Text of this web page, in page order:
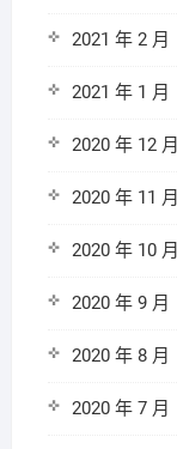
2021 年 2 月
2021 年 1 月
2020 年 12 月
2020 年 11 月
2020 年 10 月
2020 年 9 月
2020 年 8 月
2020 年 7 月